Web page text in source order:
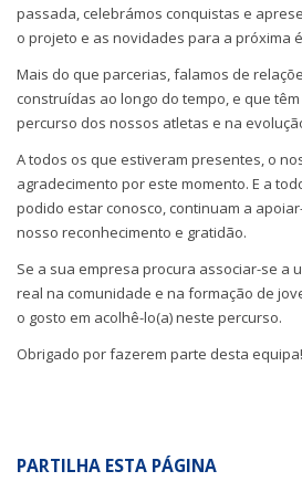
passada, celebrámos conquistas e
o projeto e as novidades para a próxima
Mais do que parcerias, falamos de
construídas ao longo do tempo, e que
percurso dos nossos atletas e na
A todos os que estiveram presentes, o
agradecimento por este momento. E a
podido estar conosco, continuam a
nosso reconhecimento e gratidão.
Se a sua empresa procura associar-se a
real na comunidade e na formação de
o gosto em acolhê-lo(a) neste percurso.
Obrigado por fazerem parte desta equipa!
PARTILHA ESTA PÁGINA